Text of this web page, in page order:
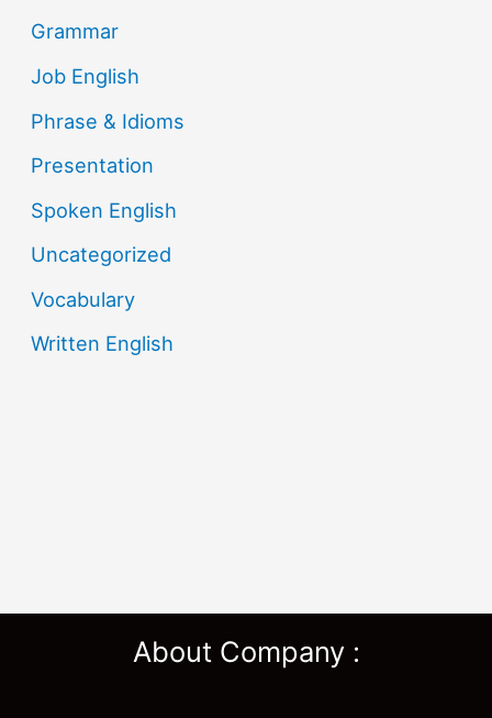
Grammar
Job English
Phrase & Idioms
Presentation
Spoken English
Uncategorized
Vocabulary
Written English
About Company :